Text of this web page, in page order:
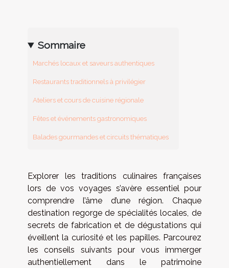
Sommaire
Marchés locaux et saveurs authentiques
Restaurants traditionnels à privilégier
Ateliers et cours de cuisine régionale
Fêtes et événements gastronomiques
Balades gourmandes et circuits thématiques
Explorer les traditions culinaires françaises
lors de vos voyages s’avère essentiel pour
comprendre l’âme d’une région. Chaque
destination regorge de spécialités locales, de
secrets de fabrication et de dégustations qui
éveillent la curiosité et les papilles. Parcourez
les conseils suivants pour vous immerger
authentiellement dans le patrimoine